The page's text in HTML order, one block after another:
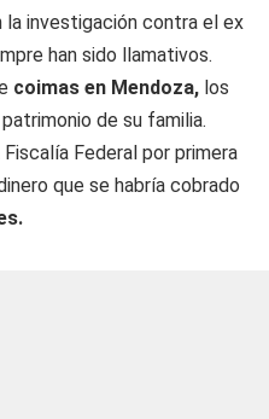
la investigación contra el ex
han sido llamativos.
coimas en Mendoza, los
de su familia.
Federal por primera
que se habría cobrado